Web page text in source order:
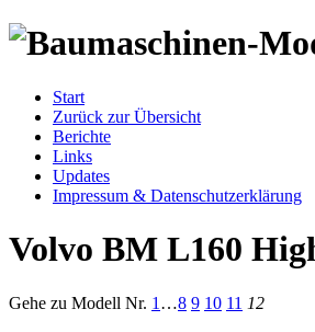
Start
Zurück zur Übersicht
Berichte
Links
Updates
Impressum & Datenschutzerklärung
Volvo BM L160
Gehe zu Modell Nr. 1 …8 9 10 11 12